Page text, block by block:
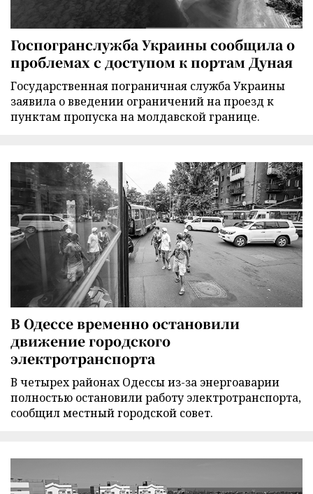
Госпогранслужба Украины сообщила о
проблемах с доступом к портам Дуная
Государственная пограничная служба Украины
заявила о введении ограничений на проезд к
пунктам пропуска на молдавской границе.
В Одессе временно остановили
движение городского
электротранспорта
В четырех районах Одессы из-за энергоаварии
полностью остановили работу электротранспорта,
сообщил местный городской совет.